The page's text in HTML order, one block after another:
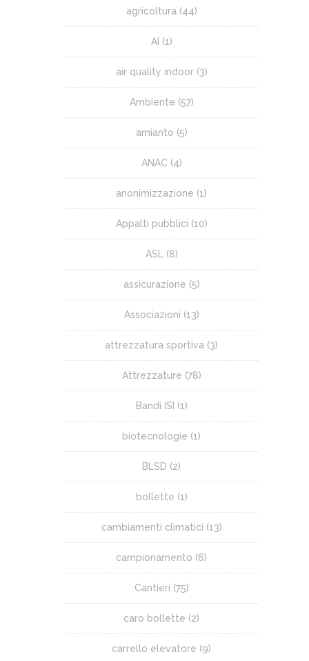
agricoltura (44)
AI (1)
air quality indoor(3)
Ambiente (57)
amianto (5)
ANAC (4)
anonimizzazione (1)
Appalti pubblici (10)
ASL (8)
assicurazione (5)
Associazioni (13)
attrezzatura sportiva (3)
Attrezzature (78)
Bandi ISI (1)
biotecnologie (1)
BLSD (2)
bollette (1)
cambiamenti climatici (13)
campionamento (6)
Cantieri (75)
caro bollette (2)
carrello elevatore (9)